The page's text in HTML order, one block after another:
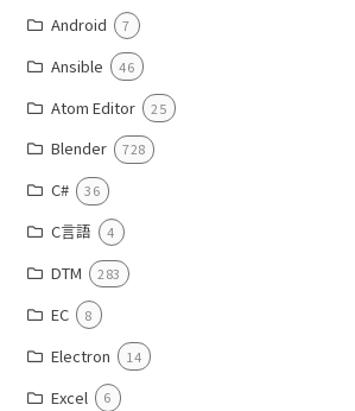
Android 7
Ansible 46
Atom Editor 25
Blender 728
C# 36
C言語 4
DTM 283
EC 8
Electron 14
Excel 6